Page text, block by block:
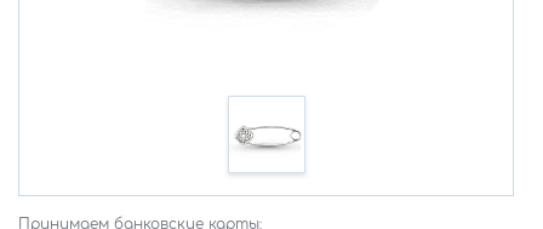
Принимаем банковские карты: